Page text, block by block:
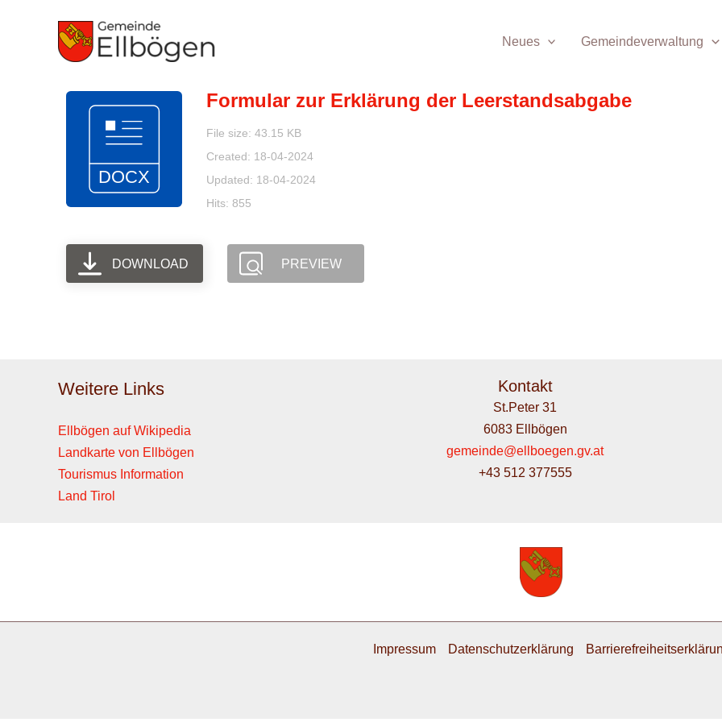
Neues Gemeindeverwaltung
Formular zur Erklärung der Leerstandsabgabe
File size: 43.15 KB
Created: 18-04-2024
Updated: 18-04-2024
Hits: 855
DOWNLOAD PREVIEW
Weitere Links
Ellbögen auf Wikipedia
Landkarte von Ellbögen
Tourismus Information
Land Tirol
Kontakt
St.Peter 31
6083 Ellbögen
gemeinde@ellboegen.gv.at
+43 512 377555
Impressum Datenschutzerklärung